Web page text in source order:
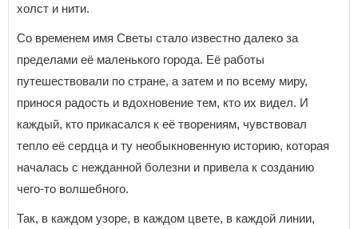
холст и нити.
Со временем имя Светы стало известно далеко за
пределами её маленького города. Её работы
путешествовали по стране, а затем и по всему миру,
принося радость и вдохновение тем, кто их видел. И
каждый, кто прикасался к её творениям, чувствовал
тепло её сердца и ту необыкновенную историю, которая
началась с нежданной болезни и привела к созданию
чего-то волшебного.
Так, в каждом узоре, в каждом цвете, в каждой линии,